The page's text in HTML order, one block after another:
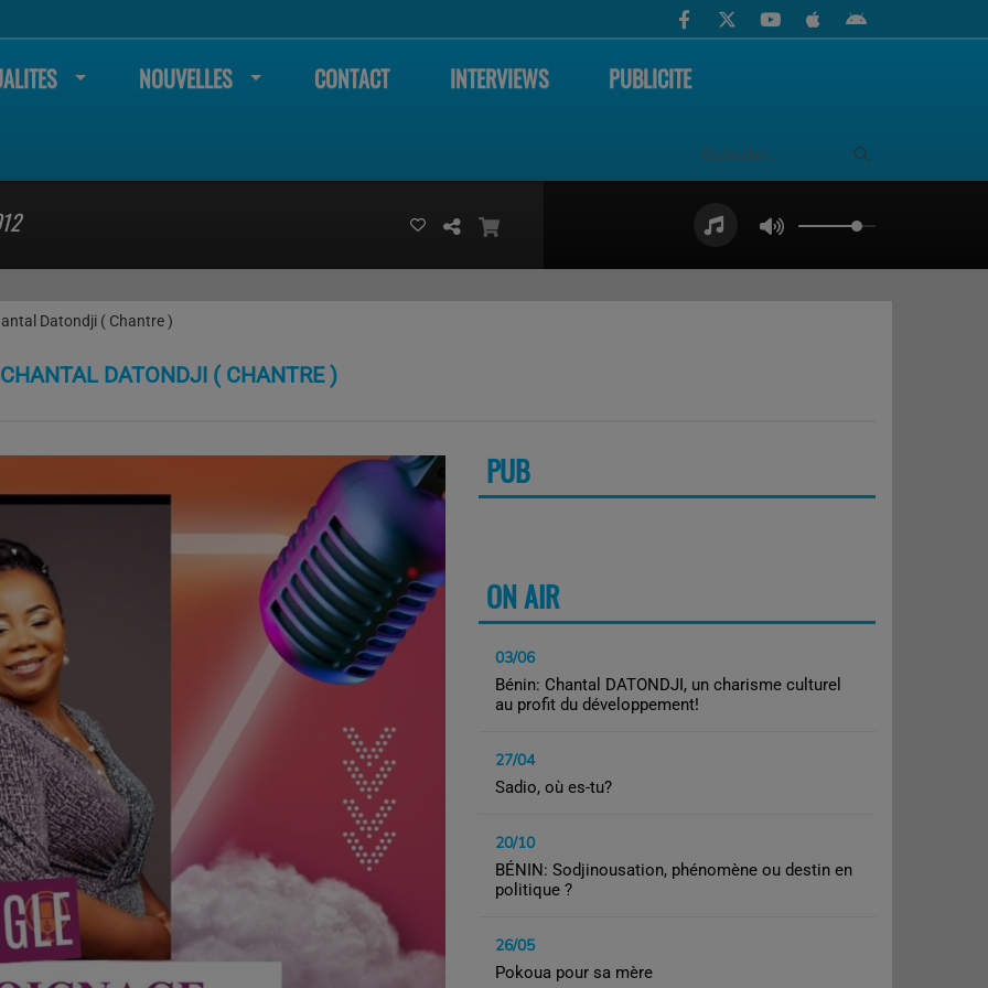
NOUVELLES CONTACT INTERVIEWS PUBLICITE
Datondji ( Chantre )
DATONDJI ( CHANTRE )
PUB
ON AIR
03/06
Bénin: Chantal DATONDJI, un charisme culturel
au profit du développement!
27/04
Sadio, où es-tu?
20/10
BÉNIN: Sodjinousation, phénomène ou destin en
politique ?
26/05
Pokoua pour sa mère